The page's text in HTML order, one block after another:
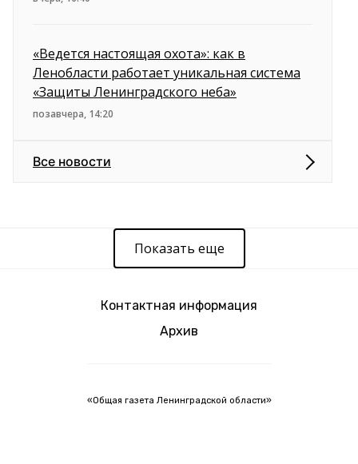
«Ведется настоящая охота»: как в
Ленобласти работает уникальная система
«Защиты Ленинградского неба»
позавчера, 14:20
Все новости
Показать еще
Контактная информация
Архив
«Общая газета Ленинградской области»